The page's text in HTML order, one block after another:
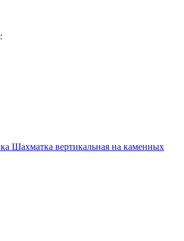
Шахматка вертикальная на каменных